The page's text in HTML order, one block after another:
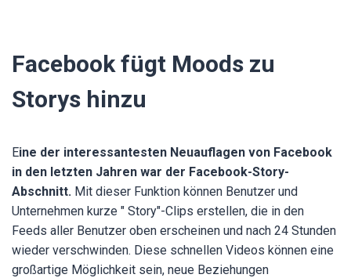
Facebook fügt Moods zu
Storys hinzu
Eine der interessantesten Neuauflagen von Facebook
in den letzten Jahren war der Facebook-Story-
Abschnitt. Mit dieser Funktion können Benutzer und
Unternehmen kurze " Story"-Clips erstellen, die in den
Feeds aller Benutzer oben erscheinen und nach 24 Stunden
wieder verschwinden. Diese schnellen Videos können eine
großartige Möglichkeit sein, neue Beziehungen